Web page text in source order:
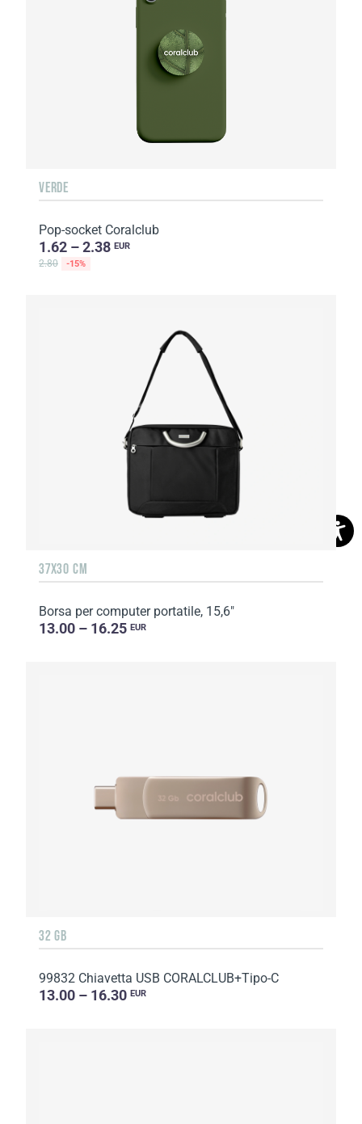
VERDE
Pop-socket Coralclub
1.62 – 2.38 EUR
2.80 -15%
37X30 CM
Borsa per computer portatile, 15,6"
13.00 – 16.25 EUR
32 GB
99832 Chiavetta USB CORALCLUB+Tipo-C
13.00 – 16.30 EUR